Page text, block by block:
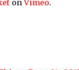
onVimeo.